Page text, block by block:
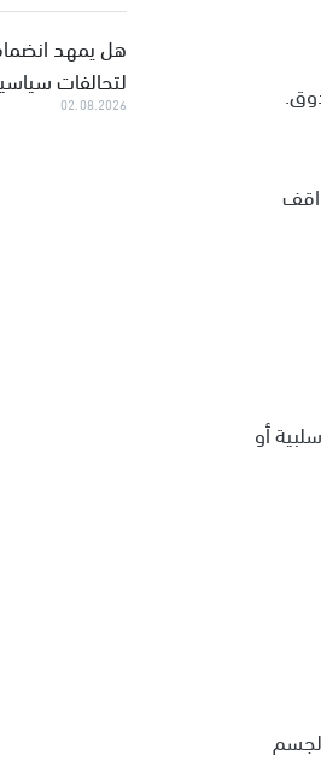
أو
هل يمهد
لتحالفات
02.08.2026